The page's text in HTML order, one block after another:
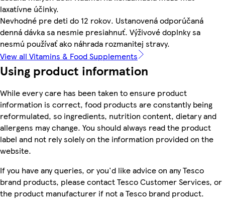
laxatívne účinky.
Nevhodné pre deti do 12 rokov. Ustanovená odporúčaná
denná dávka sa nesmie presiahnuť. Výživové doplnky sa
nesmú používať ako náhrada rozmanitej stravy.
View all Vitamins & Food Supplements
Using product information
While every care has been taken to ensure product
information is correct, food products are constantly being
reformulated, so ingredients, nutrition content, dietary and
allergens may change. You should always read the product
label and not rely solely on the information provided on the
website.
If you have any queries, or you'd like advice on any Tesco
brand products, please contact Tesco Customer Services, or
the product manufacturer if not a Tesco brand product.